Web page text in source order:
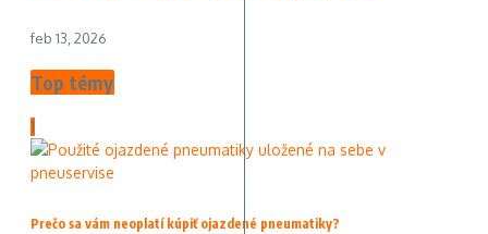
feb 13, 2026
Top témy
1
Prečo sa vám neoplatí kúpiť ojazdené pneumatiky?